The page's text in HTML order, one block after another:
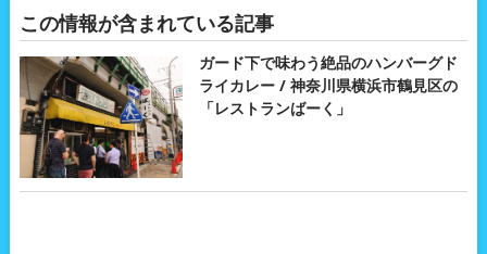
この情報が含まれている記事
ガード下で味わう絶品のハンバーグド
ライカレー / 神奈川県横浜市鶴見区の
「レストランばーく」